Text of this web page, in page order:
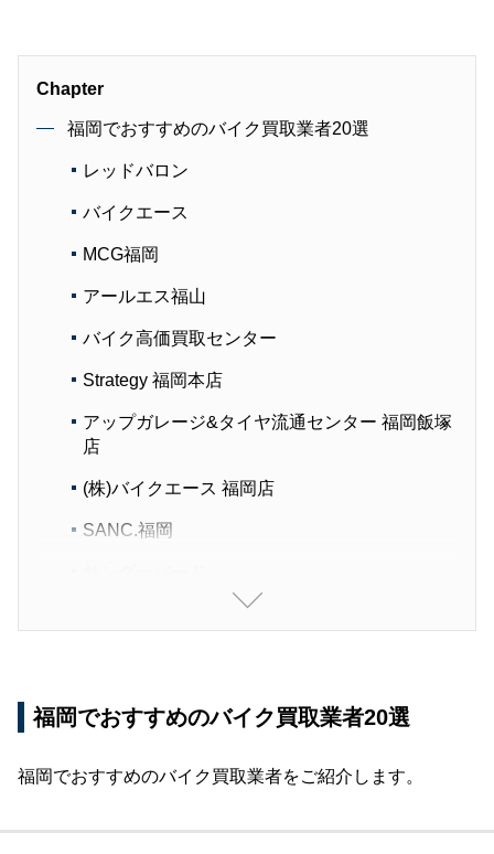
Chapter
福岡でおすすめのバイク買取業者20選
レッドバロン
バイクエース
MCG福岡
アールエス福山
バイク高価買取センター
Strategy 福岡本店
アップガレージ&タイヤ流通センター 福岡飯塚
店
(株)バイクエース 福岡店
SANC.福岡
有限会社松岡ホンダ 志免店
エナジーモータースタイル 福岡店
福岡でおすすめのバイク買取業者20選
福岡でおすすめのバイク買取業者をご紹介します。